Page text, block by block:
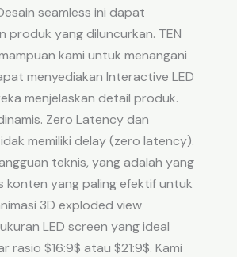
seamless ini dapat
yang diluncurkan. TEN
kami untuk menangani
menyediakan Interactive LED
menjelaskan detail produk.
Zero Latency dan
memiliki delay (zero latency).
teknis, yang adalah yang
konten yang paling efektif untuk
3D exploded view
LED screen yang ideal
$16:9$ atau $21:9$. Kami